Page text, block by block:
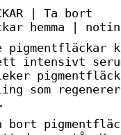
| Ta bort
hemma |
pigmentfläckar
ett intensivt
som
bort